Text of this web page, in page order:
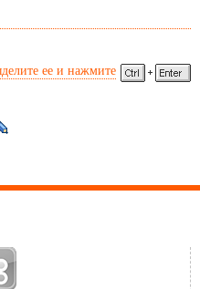
ее и нажмите